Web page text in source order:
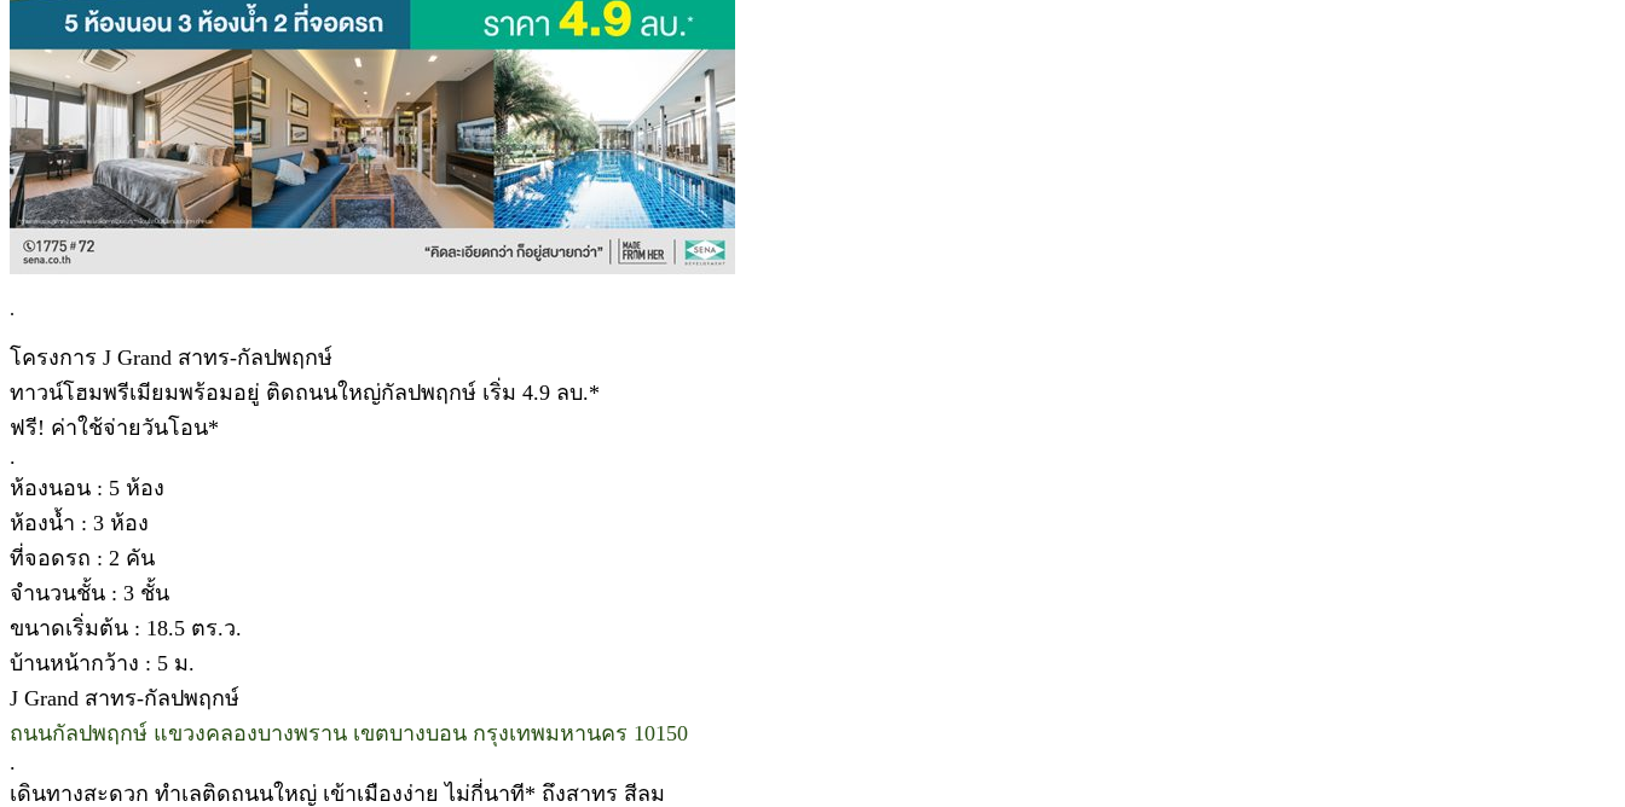
.
โครงการ J Grand สาทร-กัลปพฤกษ์
ทาวน์โฮมพรีเมียมพร้อมอยู่ ติดถนนใหญ่กัลปพฤกษ์ เริ่ม 4.9 ลบ.*
ฟรี! ค่าใช้จ่ายวันโอน*
.
ห้องนอน : 5 ห้อง
ห้องน้ำ : 3 ห้อง
ที่จอดรถ : 2 คัน
จำนวนชั้น : 3 ชั้น
ขนาดเริ่มต้น : 18.5 ตร.ว.
บ้านหน้ากว้าง : 5 ม.
J Grand สาทร-กัลปพฤกษ์
ถนนกัลปพฤกษ์ แขวงคลองบางพราน เขตบางบอน กรุงเทพมหานคร 10150
.
เดินทางสะดวก ทำเลติดถนนใหญ่ เข้าเมืองง่าย ไม่กี่นาที* ถึงสาทร สีลม